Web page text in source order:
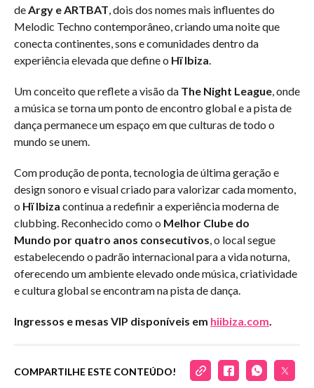
deArgy e ARTBAT, dois dos nomes mais influentes do
Melodic Techno contemporâneo, criando uma noite que
conecta continentes, sons e comunidades dentro da
experiência elevada que define o Hï Ibiza.
Um conceito que reflete a visão da The Night League, onde
a música se torna um ponto de encontro global e a pista de
dança permanece um espaço em que culturas de todo o
mundo se unem.
Com produção de ponta, tecnologia de última geração e
design sonoro e visual criado para valorizar cada momento,
o Hï Ibiza continua a redefinir a experiência moderna de
clubbing. Reconhecido como o Melhor Clube do
Mundo por quatro anos consecutivos, o local segue
estabelecendo o padrão internacional para a vida noturna,
oferecendo um ambiente elevado onde música, criatividade
e cultura global se encontram na pista de dança.
Ingressos e mesas VIP disponíveis em hiibiza.com.
COMPARTILHE ESTE CONTEÚDO!